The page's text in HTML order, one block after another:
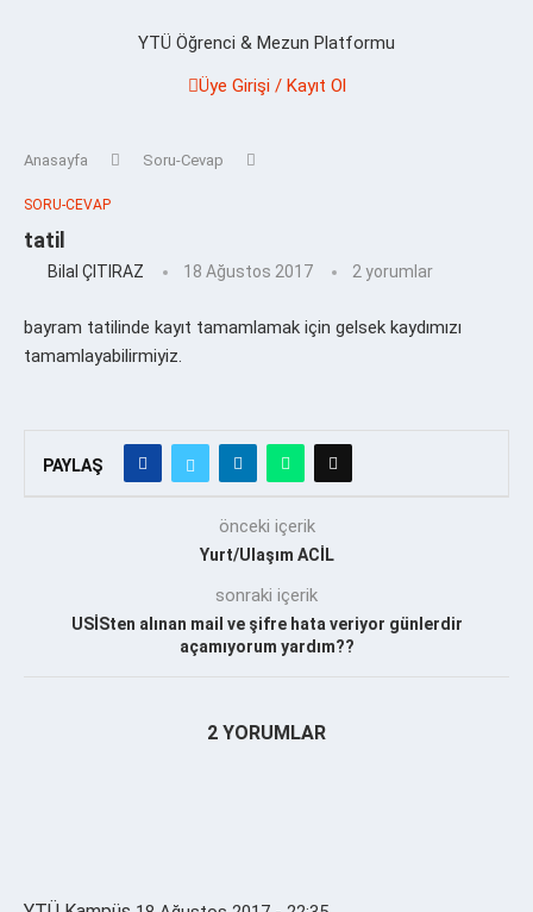
YTÜ Öğrenci & Mezun Platformu
Üye Girişi / Kayıt Ol
Anasayfa Soru-Cevap
SORU-CEVAP
tatil
Bilal ÇITIRAZ 18 Ağustos 2017 2 yorumlar
bayram tatilinde kayıt tamamlamak için gelsek kaydımızı
tamamlayabilirmiyiz.
PAYLAŞ
önceki içerik
Yurt/Ulaşım ACİL
sonraki içerik
USİSten alınan mail ve şifre hata veriyor günlerdir
açamıyorum yardım??
2 YORUMLAR